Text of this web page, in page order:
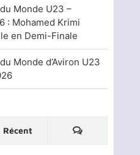
Monde U23 –
: Mohamed Krimi
en Demi-Finale
Monde d’Aviron U23
Récent